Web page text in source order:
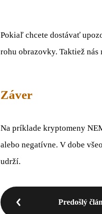
Pokiaľ chcete dostávať
rohu obrazovky. Taktiež nás
Záver
Na príklade kryptomeny
alebo negatívne. V dobe
udrží.
Predošlý